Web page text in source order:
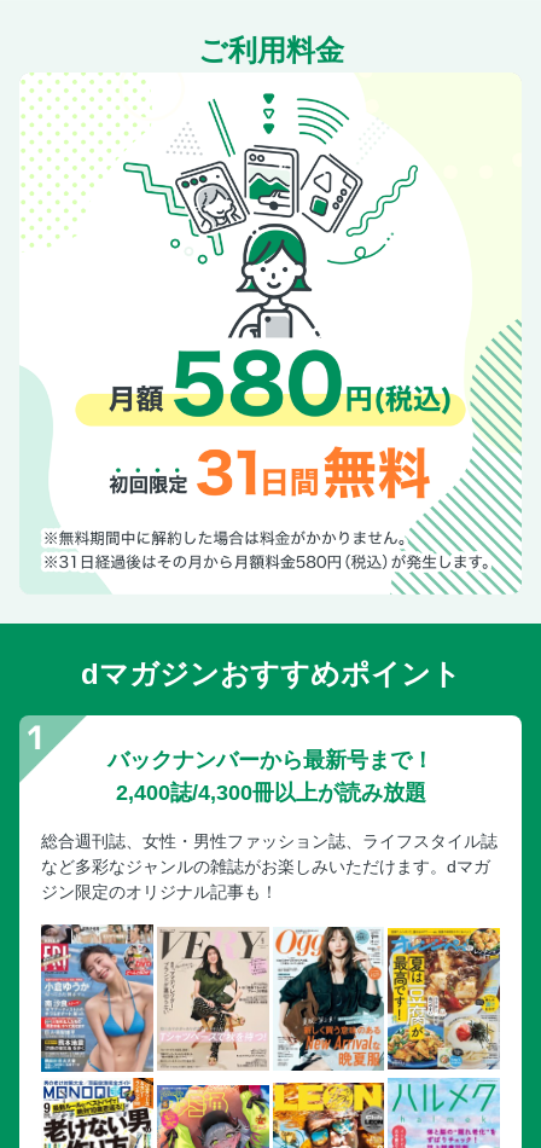
ご利用料金
dマガジンおすすめポイント
バックナンバーから最新号まで！
2,400誌/4,300冊以上が読み放題
総合週刊誌、女性・男性ファッション誌、ライフスタイル誌
など多彩なジャンルの雑誌がお楽しみいただけます。dマガ
ジン限定のオリジナル記事も！